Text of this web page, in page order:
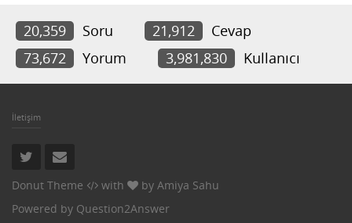
20,359 Soru 21,912
Cevap
73,672
Yorum 3,981,830 Kullanıcı
İletişim
Donut Theme with by Amiya Sahu
Powered by Question2Answer